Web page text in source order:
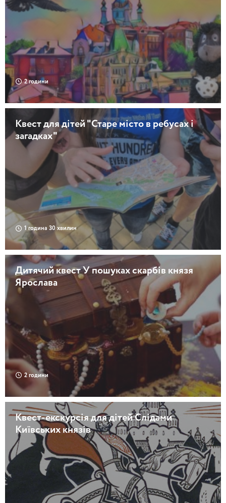
2 години
Квест для дітей "Старе місто в ребусах і
загадках"
1 година 30 хвилин
Дитячий квест У пошуках скарбів князя
Ярослава
2 години
Квест-екскурсія для дітей Слідами
Київських князів